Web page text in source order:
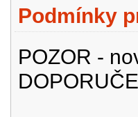
Podmínky
POZOR -